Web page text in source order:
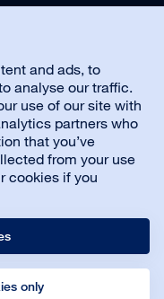
and ads, to
analyse our traffic.
use of our site with
partners who
that you’ve
from your use
cookies if you
only